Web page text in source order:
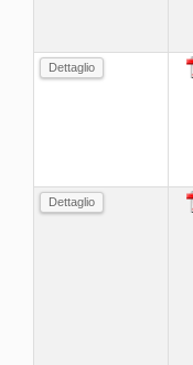
Dettaglio
Dettaglio